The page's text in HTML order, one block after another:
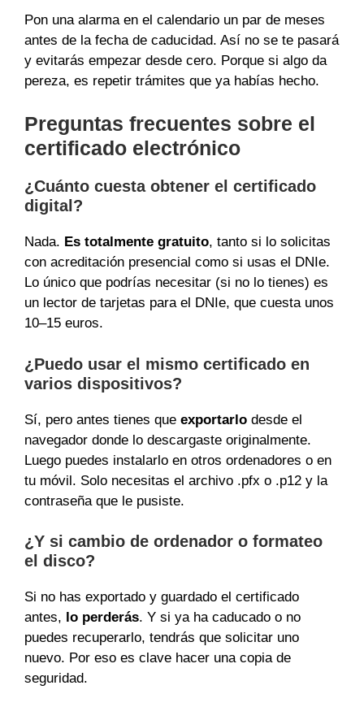
Pon una alarma en el calendario un par de meses
antes de la fecha de caducidad. Así no se te pasará
y evitarás empezar desde cero. Porque si algo da
pereza, es repetir trámites que ya habías hecho.
Preguntas frecuentes sobre el
certificado electrónico
¿Cuánto cuesta obtener el certificado
digital?
Nada. Es totalmente gratuito, tanto si lo solicitas
con acreditación presencial como si usas el DNIe.
Lo único que podrías necesitar (si no lo tienes) es
un lector de tarjetas para el DNIe, que cuesta unos
10–15 euros.
¿Puedo usar el mismo certificado en
varios dispositivos?
Sí, pero antes tienes que exportarlo desde el
navegador donde lo descargaste originalmente.
Luego puedes instalarlo en otros ordenadores o en
tu móvil. Solo necesitas el archivo .pfx o .p12 y la
contraseña que le pusiste.
¿Y si cambio de ordenador o formateo
el disco?
Si no has exportado y guardado el certificado
antes, lo perderás. Y si ya ha caducado o no
puedes recuperarlo, tendrás que solicitar uno
nuevo. Por eso es clave hacer una copia de
seguridad.